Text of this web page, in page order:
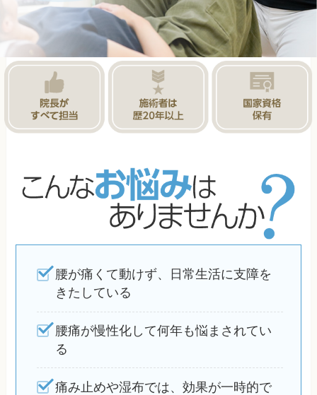
腰が痛くて動けず、日常生活に支障を
きたしている
腰痛が慢性化して何年も悩まされてい
る
痛み止めや湿布では、効果が一時的で